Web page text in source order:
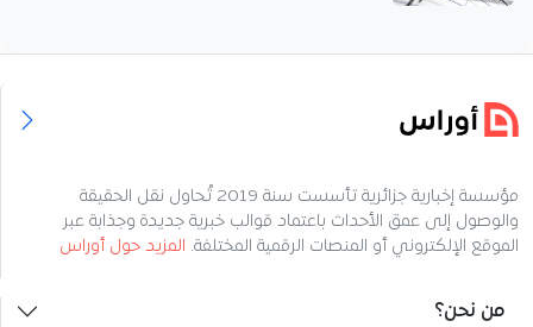
مؤسسة إخبارية جزائرية تأسست سنة 2019 تُحاول نقل الحقيقة
والوصول إلى عمق الأحداث باعتماد قوالب خبرية جديدة وجذابة عبر
الموقع الإلكتروني أو المنصات الرقمية المختلفة. المزيد حول أوراس
من نحن؟